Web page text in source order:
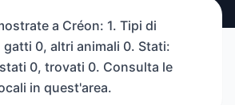
a Créon: 1. Tipi di
gatti 0, altri animali 0. Stati:
0, trovati 0. Consulta le
in quest'area.